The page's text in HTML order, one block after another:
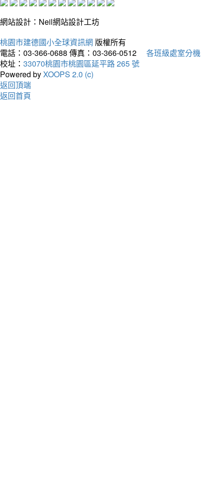
網站設計：Neil網站設計工坊
桃園市建德國小全球資訊網 版權所有
電話：03-366-0688 傳真：03-366-0512
各班級處室分機
校址： 33070桃園市桃園區延平路 265 號
Powered byXOOPS 2.0 (c)
返回頂端
返回首頁